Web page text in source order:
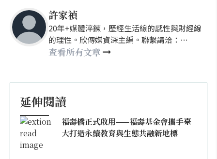
許家禎
20年+媒體淬鍊，歷經生活線的感性與財經線
的理性。欣傳媒資深主編。聯繫請洽：
nellyhsu@xinmedia.com
查看所有文章
延伸閱讀
福壽橋正式啟用——福壽基金會攜手臺
大打造永續教育與生態共融新地標